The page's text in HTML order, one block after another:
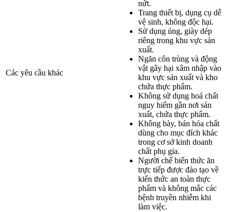
Các yêu cầu khác
nứt.
Trang thiết bị, dụng cụ dễ
vệ sinh, không độc hại.
Sử dụng ủng, giày dép
riêng trong khu vực sản
xuất.
Ngăn côn trùng và động
vật gây hại xâm nhập vào
khu vực sản xuất và kho
chứa thực phẩm.
Không sử dụng hoá chất
nguy hiểm gần nơi sản
xuất, chứa thực phẩm.
Không bày, bán hóa chất
dùng cho mục đích khác
trong cơ sở kinh doanh
chất phụ gia.
Người chế biến thức ăn
trực tiếp được đào tạo về
kiến thức an toàn thực
phẩm và không mắc các
bệnh truyền nhiễm khi
làm việc.